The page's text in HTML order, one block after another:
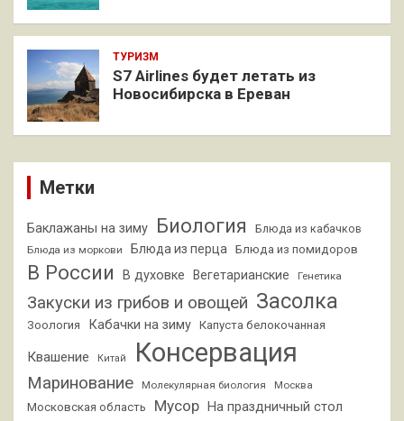
ТУРИЗМ
S7 Airlines будет летать из
Новосибирска в Ереван
Метки
Баклажаны на зиму Биология Блюда из кабачков
Блюда из моркови Блюда из перца Блюда из помидоров
В России В духовке Вегетарианские Генетика
Закуски из грибов и овощей Засолка
Зоология Кабачки на зиму Капуста белокочанная
Квашение Китай Консервация
Маринование Молекулярная биология Москва
Московская область Мусор На праздничный стол